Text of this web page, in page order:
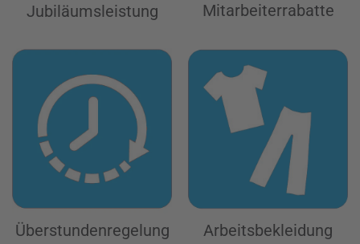
Jubiläums­leistung Mitarbeiter­rabatte
Überstunden­regelung Arbeits­bekleidung